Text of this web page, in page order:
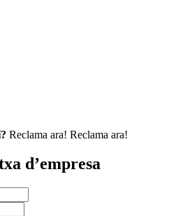
Reclama ara! Reclama ara!
d’empresa